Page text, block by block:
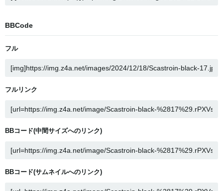
BBCode
フル
フルリンク
BBコード(中間サイズへのリンク)
BBコード(サムネイルへのリンク)